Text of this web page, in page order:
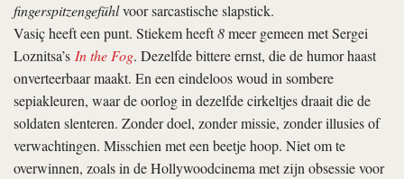
fingerspitzengefühlvoor sarcastische slapstick.
Vasiç heeft een punt. Stiekem heeft8meer gemeen met Sergei
Loznitsa’s In the Fog. Dezelfde bittere ernst, die de humor haast
onverteerbaar maakt. En een eindeloos woud in sombere
sepiakleuren, waar de oorlog in dezelfde cirkeltjes draait die de
soldaten slenteren. Zonder doel, zonder missie, zonder illusies of
verwachtingen. Misschien met een beetje hoop. Niet om te
overwinnen, zoals in de Hollywoodcinema met zijn obsessie voor